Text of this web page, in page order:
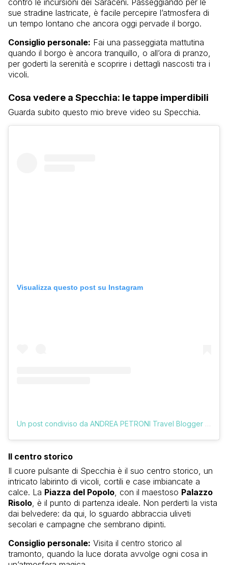
sue stradine lastricate, è facile percepire l’atmosfera di
un tempo lontano che ancora oggi pervade il borgo.
Consiglio personale: Fai una passeggiata mattutina
quando il borgo è ancora tranquillo, o all’ora di pranzo,
per goderti la serenità e scoprire i dettagli nascosti tra i
vicoli.
Cosa vedere a Specchia: le tappe imperdibili
Guarda subito questo mio breve video su Specchia.
Visualizza questo post su Instagram
Un post condiviso da ANDREA PETRONI Travel Blogger (@vologratis)
Il centro storico
Il cuore pulsante di Specchia è il suo centro storico, un
intricato labirinto di vicoli, cortili e case imbiancate a
calce. La Piazza del Popolo, con il maestoso Palazzo
Risolo, è il punto di partenza ideale. Non perderti la vista
dai belvedere: da qui, lo sguardo abbraccia uliveti
secolari e campagne che sembrano dipinti.
Consiglio personale: Visita il centro storico al
tramonto, quando la luce dorata avvolge ogni cosa in